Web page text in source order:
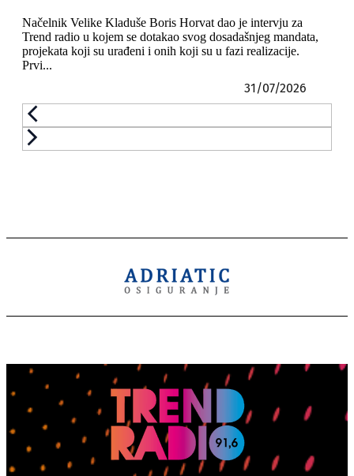
Načelnik Velike Kladuše Boris Horvat dao je intervju za
Trend radio u kojem se dotakao svog dosadašnjeg mandata,
projekata koji su urađeni i onih koji su u fazi realizacije.
Prvi...
31/07/2026